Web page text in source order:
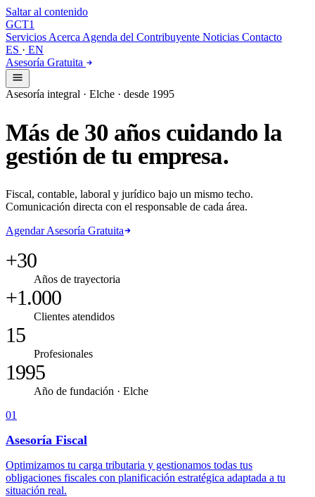
Saltar al contenido
GCT1
Servicios Acerca Agenda del Contribuyente Noticias Contacto
ES · EN
Asesoría Gratuita
Asesoría integral · Elche · desde 1995
Más de 30 años cuidando la
gestión de tu empresa.
Fiscal, contable, laboral y jurídico bajo un mismo techo.
Comunicación directa con el responsable de cada área.
Agendar Asesoría Gratuita
+30
Años de trayectoria
+1.000
Clientes atendidos
15
Profesionales
1995
Año de fundación · Elche
01
Asesoría Fiscal
Optimizamos tu carga tributaria y gestionamos todas tus
obligaciones fiscales con planificación estratégica adaptada a tu
situación real.